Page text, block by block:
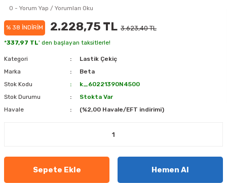
0 - Yorum Yap / Yorumları Oku
% 38 İNDİRİM 2.228,75 TL 3.623,40 TL
*337,97 TL' den başlayan taksitlerle!
Kategori
Lastik Çekiç
Marka
Beta
Stok Kodu
k_60221390N4500
Stok Durumu
Stokta Var
Havale
(%2,00 Havale/EFT indirimi)
Sepete Ekle Hemen Al